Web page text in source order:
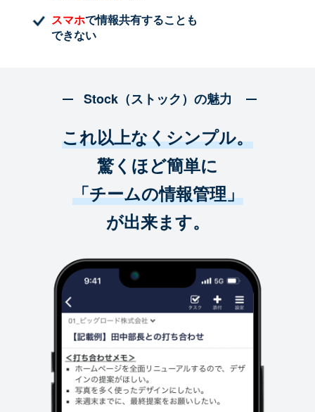
スマホで情報共有することも
できない
Stock（ストック）の魅力
これ以上なくシンプル。
驚くほど簡単に
「チームの情報管理」
が出来ます。